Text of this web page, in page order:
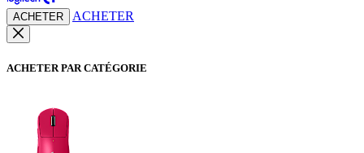
ACHETER ACHETER
ACHETER PAR CATÉGORIE